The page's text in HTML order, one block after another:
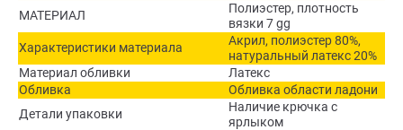
МАТЕРИАЛ
Полиэстер, плотность
вязки 7 gg
Характеристики материала
Акрил, полиэстер 80%,
натуральный латекс 20%
Материал обливки
Латекс
Обливка
Обливка области ладони
Детали упаковки
Наличие крючка с
ярлыком